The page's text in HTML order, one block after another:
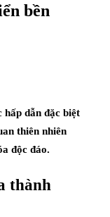
bền
hấp dẫn đặc biệt
thiên nhiên
độc đáo.
thành